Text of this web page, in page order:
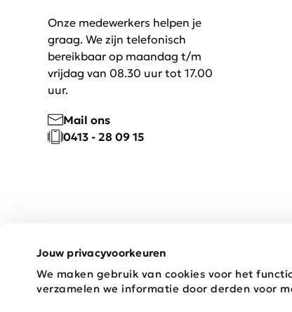
Jouw privacyvoorkeuren
We maken gebruik van cookies voor het
verzamelen we informatie door derden voor
Onze medewerkers helpen je
graag. We zijn telefonisch
bereikbaar op maandag t/m
vrijdag van 08.30 uur tot 17.00
uur.
Mail ons
0413 - 28 09 15
Copyright © 2026 Schijvens Mode